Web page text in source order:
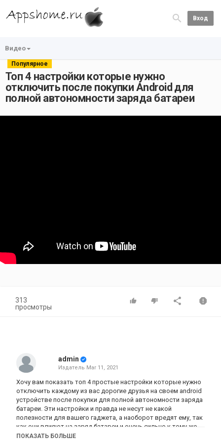
Вход
Видео
Популярное
Топ 4 настройки которые нужно
отключить после покупки Android для
полной автономности заряда батареи
313
просмотры
admin
Издатель Mar 11, 2021
Хочу вам показать топ 4 простые настройки которые нужно
отключить каждому из вас дорогие друзья на своем android
устройстве после покупки для полной автономности заряда
батареи. Эти настройки и правда не несут не какой
полезности для вашего гаджета, а наоборот вредят ему, так
как они влияют на заряд батареи и очень сильно к тому же.
Надеюсь мое видео поможет вам добиться полной
ПОКАЗАТЬ БОЛЬШЕ